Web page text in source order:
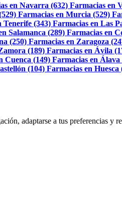
en Navarra (632) Farmacias en
Farmacias en Murcia (529)
Tenerife (343) Farmacias en Las
Salamanca (289) Farmacias en
(250) Farmacias en Zaragoza
(189) Farmacias en Ávila
Cuenca (149) Farmacias en Álava
(104) Farmacias en Huesca
adaptarse a tus preferencias y